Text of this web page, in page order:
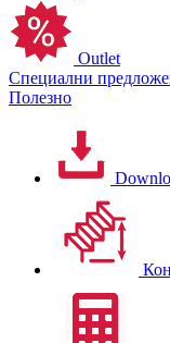
Outlet
Специални
Полезно